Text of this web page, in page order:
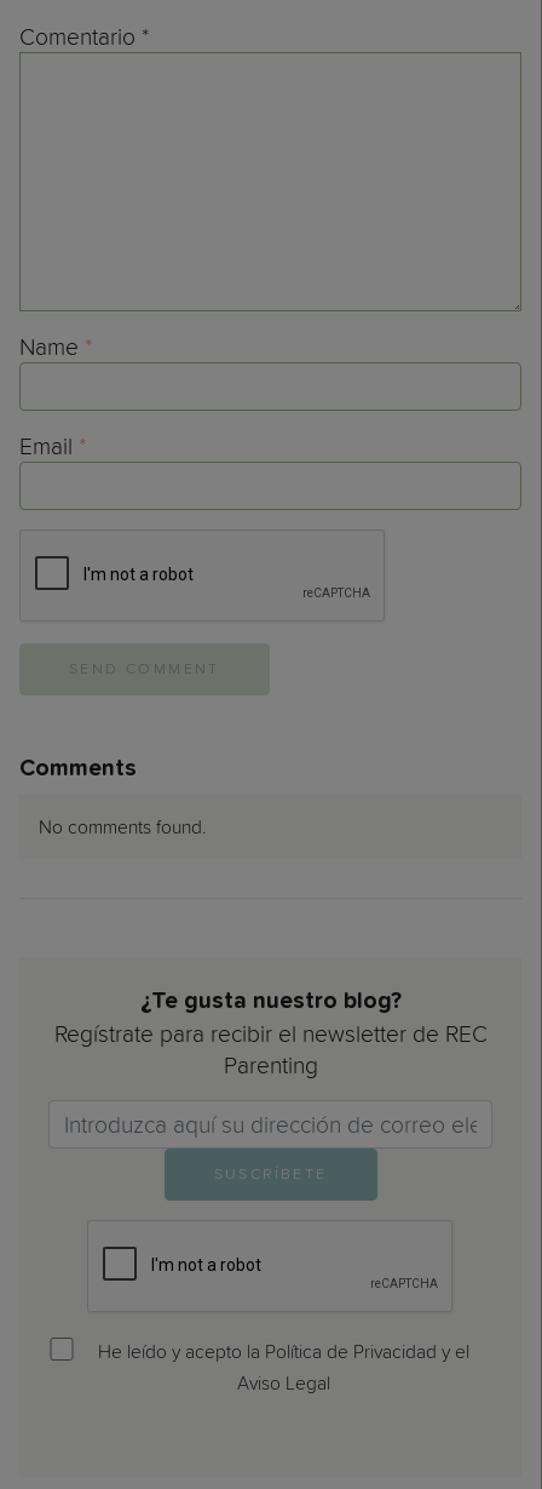
Comentario *
Name *
Email *
Comments
No comments found.
¿Te gusta nuestro blog?
Regístrate para recibir el newsletter de REC
Parenting
Email>
SUSCRÍBETE
He leído y acepto la Política de Privacidad y el
Aviso Legal